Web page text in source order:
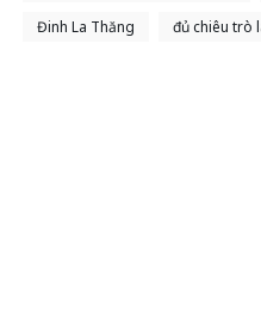
Đinh La Thăng
đủ chiêu trò